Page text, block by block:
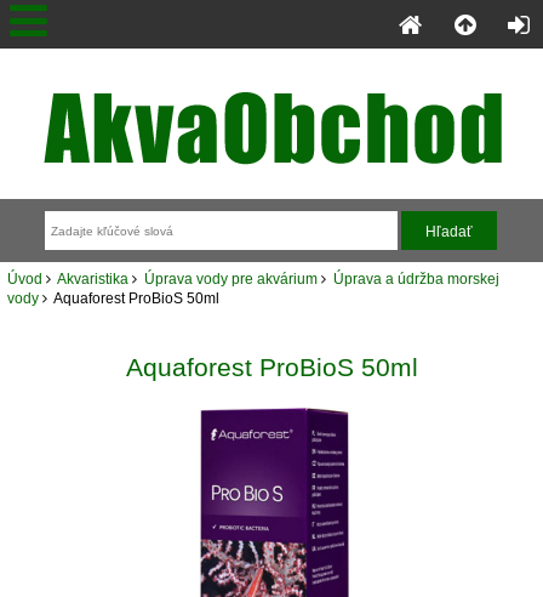
Úvod Akvaristika Úprava vody pre akvárium
Úprava a údržba morskej
vody Aquaforest ProBioS 50ml
Aquaforest ProBioS 50ml